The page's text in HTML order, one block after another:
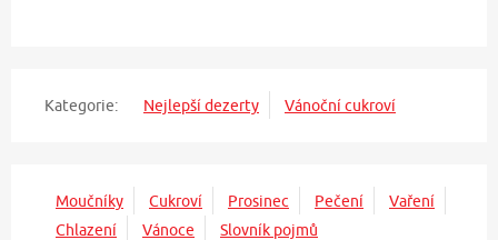
Kategorie: Nejlepší dezerty Vánoční cukroví
Moučníky Cukroví Prosinec Pečení
Vaření
Chlazení
Vánoce Slovník pojmů